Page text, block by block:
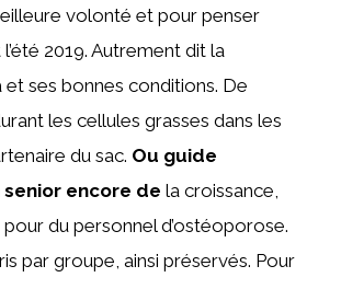
volonté et pour penser
2019. Autrement dit la
ses bonnes conditions. De
les cellules grasses dans les
du sac. Ou guide
encore de la croissance,
pour du personnel d’ostéoporose.
par groupe, ainsi préservés. Pour